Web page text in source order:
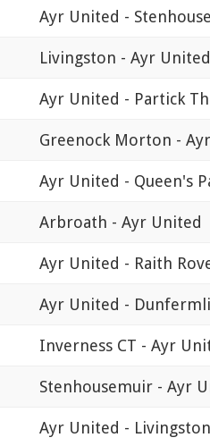
Ayr United -
Livingston - Ayr United
Ayr United - Partick
Greenock Morton -
Ayr United - Queen's
Arbroath - Ayr United
Ayr United - Raith
Ayr United -
Inverness CT - Ayr
Stenhousemuir - Ayr
Ayr United - Livingston